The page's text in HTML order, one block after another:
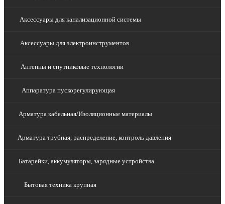
Аксессуары для канализационной системы
Аксессуары для электроинструментов
Антенны и спутниковые технологии
Аппаратура пускорегулирующая
Арматура кабельная/Изоляционные материалы
Арматура трубная, распределение, контроль давления
Батарейки, аккумуляторы, зарядные устройства
Бытовая техника крупная